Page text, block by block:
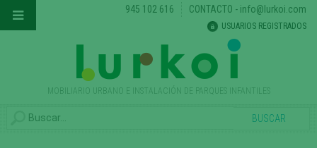
MOBILIARIO URBANO E INSTALACIÓN DE PARQUES INFANTILES
945 102 616 CONTACTO - info@lurkoi.com
USUARIOS REGISTRADOS